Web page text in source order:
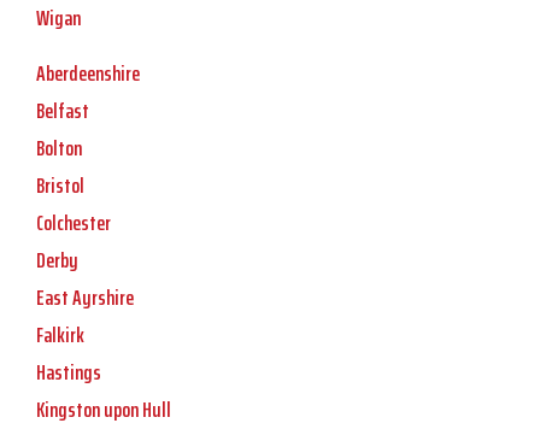
Wigan
Aberdeenshire
Belfast
Bolton
Bristol
Colchester
Derby
East Ayrshire
Falkirk
Hastings
Kingston upon Hull